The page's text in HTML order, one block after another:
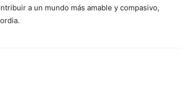
a un mundo más amable y compasivo,